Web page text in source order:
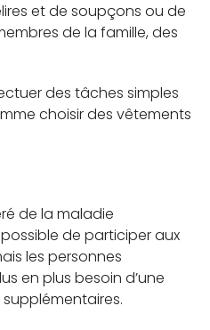
et de soupçons ou de
de la famille, des
des tâches simples
choisir des vêtements
de la maladie
possible de participer aux
les personnes
en plus besoin d’une